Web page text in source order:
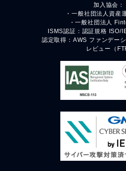
加入協会：
・一般社団法人資産
・一般社団法人
ISMS認証：認証規格 ISO/
認定取得：AWS ファンデー
レビュー（